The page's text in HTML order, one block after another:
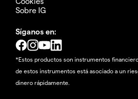
Sobre IG
Síganos en:
*Estos productos son instrumentos
de estos instrumentos está asociado a un
dinero rápidamente.